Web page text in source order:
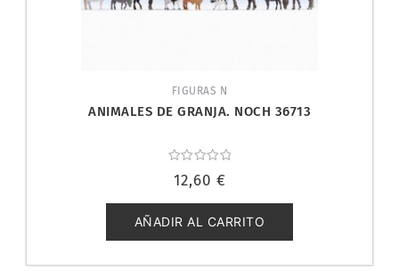
FIGURAS N
ANIMALES DE GRANJA. NOCH 36713
con
de
5
12,60 €
AÑADIR AL CARRITO